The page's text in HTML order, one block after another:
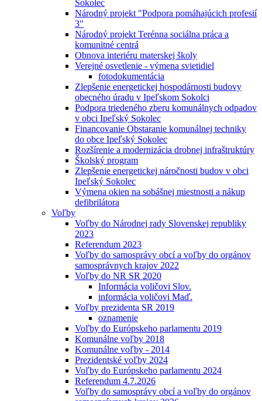
Sokolec
Národný projekt "Podpora pomáhajúcich profesií
3"
Národný projekt Terénna sociálna práca a
komunitné centrá
Obnova interiéru materskej školy
Verejné osvetlenie - výmena svietidiel
fotodokumentácia
Zlepšenie energetickej hospodárnosti budovy
obecného úradu v Ipeľskom Sokolci
Podpora triedeného zberu komunálnych odpadov
v obci Ipeľský Sokolec
Financovanie Obstaranie komunálnej techniky
do obce Ipeľský Sokolec
Rozšírenie a modernizácia drobnej infraštruktúry
Školský program
Zlepšenie energetickej náročnosti budov v obci
Ipeľský Sokolec
Výmena okien na sobášnej miestnosti a nákup
defibrilátora
Voľby
Voľby do Národnej rady Slovenskej republiky
2023
Referendum 2023
Voľby do samosprávy obcí a voľby do orgánov
samosprávnych krajov 2022
Voľby do NR SR 2020
Informácia voličovi Slov.
informácia voličovi Maď.
Voľby prezidenta SR 2019
oznamenie
Voľby do Európskeho parlamentu 2019
Komunálne voľby 2018
Komunálne voľby - 2014
Prezidentské voľby 2024
Voľby do Európskeho parlamentu 2024
Referendum 4.7.2026
Voľby do samosprávy obcí a voľby do orgánov